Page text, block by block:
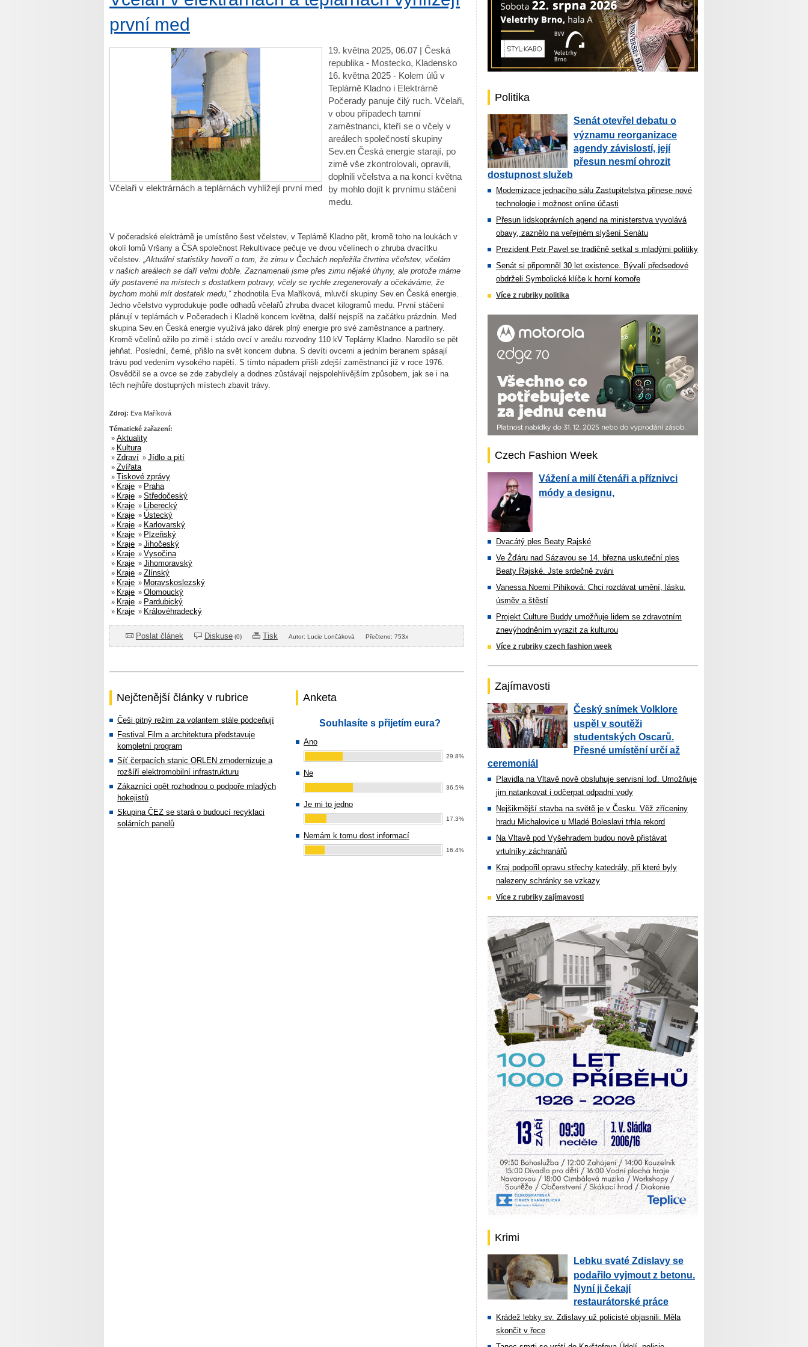
první med
Včelaři v elektrárnách a teplárnách vyhlížejí první med
19. května 2025, 06.07 | Česká
republika - Mostecko, Kladensko
16. května 2025 - Kolem úlů v
Teplárně Kladno i Elektrárně
Počerady panuje čilý ruch. Včelaři,
v obou případech tamní
zaměstnanci, kteří se o včely v
areálech společností skupiny
Sev.en Česká energie starají, po
zimě vše zkontrolovali, opravili,
doplnili včelstva a na konci května
by mohlo dojít k prvnímu stáčení
medu.
V počeradské elektrárně je umístěno šest včelstev, v Teplárně Kladno pět, kromě toho na loukách v
okolí lomů Vršany a ČSA společnost Rekultivace pečuje ve dvou včelínech o zhruba dvacítku
včelstev. „Aktuální statistiky hovoří o tom, že zimu v Čechách nepřežila čtvrtina včelstev, včelám
v našich areálech se daří velmi dobře. Zaznamenali jsme přes zimu nějaké úhyny, ale protože máme
úly postavené na místech s dostatkem potravy, včely se rychle zregenerovaly a očekáváme, že
bychom mohli mít dostatek medu,“ zhodnotila Eva Maříková, mluvčí skupiny Sev.en Česká energie.
Jedno včelstvo vyprodukuje podle odhadů včelařů zhruba dvacet kilogramů medu. První stáčení
plánují v teplárnách v Počeradech i Kladně koncem května, další nejspíš na začátku prázdnin. Med
skupina Sev.en Česká energie využívá jako dárek plný energie pro své zaměstnance a partnery.
Kromě včelínů ožilo po zimě i stádo ovcí v areálu rozvodny 110 kV Teplárny Kladno. Narodilo se pět
jehňat. Poslední, černé, přišlo na svět koncem dubna. S devíti ovcemi a jedním beranem spásají
trávu pod vedením vysokého napětí. S tímto nápadem přišli zdejší zaměstnanci již v roce 1976.
Osvědčil se a ovce se zde zabydlely a dodnes zůstávají nejspolehlivějším způsobem, jak se i na
těch nejhůře dostupných místech zbavit trávy.
Zdroj: Eva Maříková
Tématické zařazení:
» Aktuality
» Kultura
» Zdraví » Jídlo a pití
» Zvířata
» Tiskové zprávy
» Kraje » Praha
» Kraje » Středočeský
» Kraje » Liberecký
» Kraje » Ústecký
» Kraje » Karlovarský
» Kraje » Plzeňský
» Kraje » Jihočeský
» Kraje » Vysočina
» Kraje » Jihomoravský
» Kraje » Zlínský
» Kraje » Moravskoslezský
» Kraje » Olomoucký
» Kraje » Pardubický
» Kraje » Královéhradecký
Poslat článek Diskuse (0) Tisk Autor: Lucie Lončáková Přečteno: 753x
Nejčtenější články v rubrice
Češi pitný režim za volantem stále podceňují
Festival Film a architektura představuje
kompletní program
Síť čerpacích stanic ORLEN zmodernizuje a
rozšíří elektromobilní infrastrukturu
Zákazníci opět rozhodnou o podpoře mladých
hokejistů
Skupina ČEZ se stará o budoucí recyklaci
solárních panelů
Anketa
Souhlasíte s přijetím eura?
Ano
29.8%
Ne
36.5%
Je mi to jedno
17.3%
Nemám k tomu dost informací
16.4%
Politika
Senát otevřel debatu o
významu reorganizace
agendy závislostí, její
přesun nesmí ohrozit
dostupnost služeb
Modernizace jednacího sálu Zastupitelstva přinese nové
technologie i možnost online účasti
Přesun lidskoprávních agend na ministerstva vyvolává
obavy, zaznělo na veřejném slyšení Senátu
Prezident Petr Pavel se tradičně setkal s mladými politiky
Senát si připomněl 30 let existence. Bývalí předsedové
obdrželi Symbolické klíče k horní komoře
Více z rubriky politika
Czech Fashion Week
Vážení a milí čtenáři a příznivci
módy a designu,
Dvacátý ples Beaty Rajské
Ve Žďáru nad Sázavou se 14. března uskuteční ples
Beaty Rajské. Jste srdečně zváni
Vanessa Noemi Pihiková: Chci rozdávat umění, lásku,
úsměv a štěstí
Projekt Culture Buddy umožňuje lidem se zdravotním
znevýhodněním vyrazit za kulturou
Více z rubriky czech fashion week
Zajímavosti
Český snímek Volklore
uspěl v soutěži
studentských Oscarů.
Přesné umístění určí až
ceremoniál
Plavidla na Vltavě nově obsluhuje servisní loď. Umožňuje
jim natankovat i odčerpat odpadní vody
Nejšikmější stavba na světě je v Česku. Věž zříceniny
hradu Michalovice u Mladé Boleslavi trhla rekord
Na Vltavě pod Vyšehradem budou nově přistávat
vrtulníky záchranářů
Kraj podpořil opravu střechy katedrály, při které byly
nalezeny schránky se vzkazy
Více z rubriky zajímavosti
Krimi
Lebku svaté Zdislavy se
podařilo vyjmout z betonu.
Nyní ji čekají
restaurátorské práce
Krádež lebky sv. Zdislavy už policisté objasnili. Měla
skončit v řece